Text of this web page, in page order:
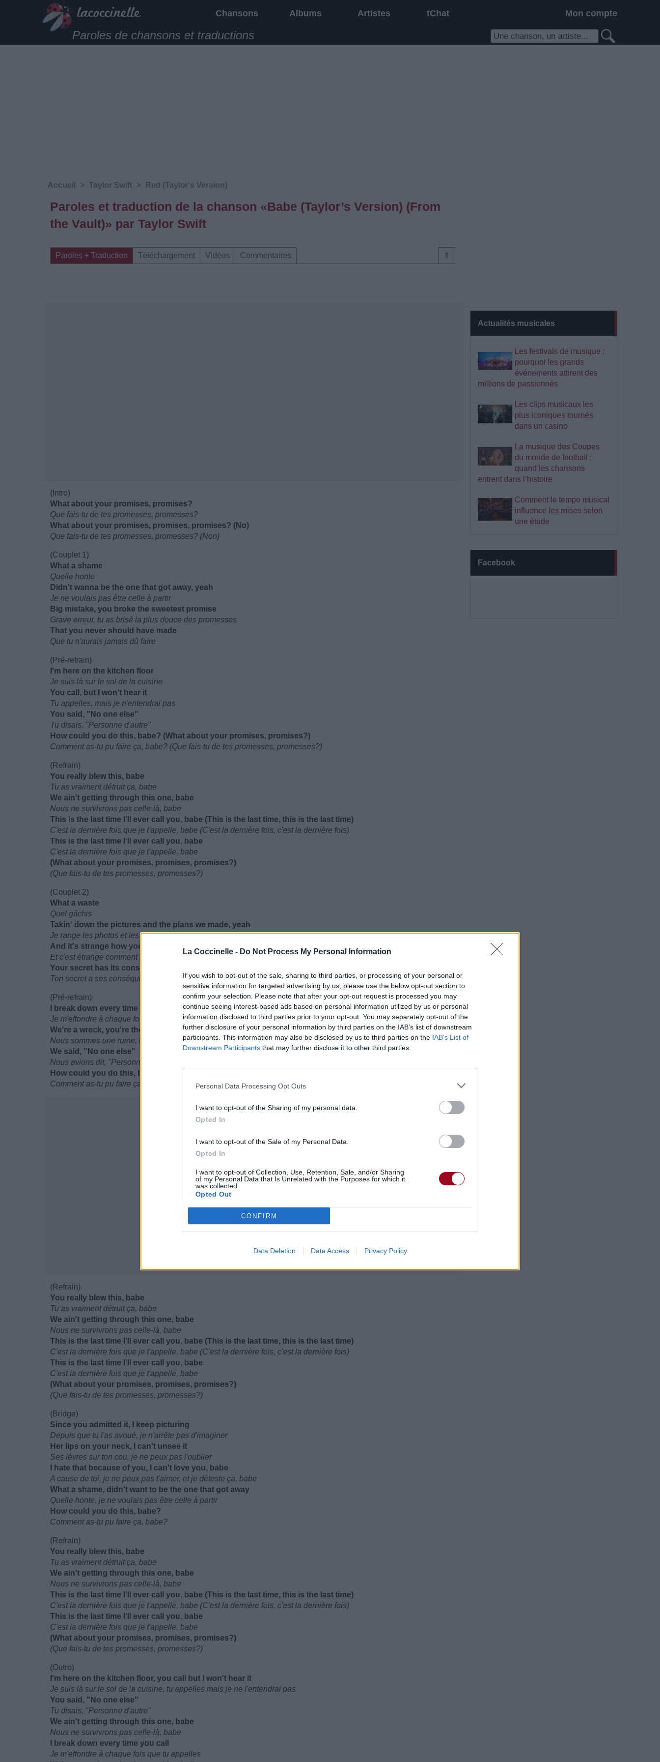
La Coccinelle - Do Not Process My Personal Information
If you wish to opt-out of the sale, sharing to third parties, or processing of your personal or
sensitive information for targeted advertising by us, please use the below opt-out section to
confirm your selection. Please note that after your opt-out request is processed you may
continue seeing interest-based ads based on personal information utilized by us or personal
information disclosed to third parties prior to your opt-out. You may separately opt-out of the
further disclosure of your personal information by third parties on the IAB’s list of downstream
participants. This information may also be disclosed by us to third parties on the IAB’s List of
Downstream Participants that may further disclose it to other third parties.
Personal Data Processing Opt Outs
I want to opt-out of the Sharing of my personal data.
Opted In
I want to opt-out of the Sale of my Personal Data.
Opted In
I want to opt-out of Collection, Use, Retention, Sale, and/or Sharing
of my Personal Data that Is Unrelated with the Purposes for which it
was collected.
Opted Out
CONFIRM
Data Deletion Data Access Privacy Policy
Chansons Albums Artistes tChat Mon compte
Paroles de chansons et traductions
Actualités musicales
Les festivals de musique :
pourquoi les grands
événements attirent des
millions de passionnés
Les clips musicaux les
plus iconiques tournés
dans un casino
La musique des Coupes
du monde de football :
quand les chansons
entrent dans l’histoire
Comment le tempo musical
influence les mises selon
une étude
Facebook
Accueil > Taylor Swift > Red (Taylor's Version)
Paroles et traduction de la chanson «Babe (Taylor’s Version) (From
the Vault)» par Taylor Swift
⇑
Paroles + Traduction Téléchargement Vidéos Commentaires
(Intro)
What about your promises, promises?
Que fais-tu de tes promesses, promesses?
What about your promises, promises, promises? (No)
Que fais-tu de tes promesses, promesses? (Non)
(Couplet 1)
What a shame
Quelle honte
Didn't wanna be the one that got away, yeah
Je ne voulais pas être celle à partir
Big mistake, you broke the sweetest promise
Grave erreur, tu as brisé la plus douce des promesses
That you never should have made
Que tu n'aurais jamais dû faire
(Pré-refrain)
I'm here on the kitchen floor
Je suis là sur le sol de la cuisine
You call, but I won't hear it
Tu appelles, mais je n'entendrai pas
You said, "No one else"
Tu disais, "Personne d'autre"
How could you do this, babe? (What about your promises, promises?)
Comment as-tu pu faire ça, babe? (Que fais-tu de tes promesses, promesses?)
(Refrain)
You really blew this, babe
Tu as vraiment détruit ça, babe
We ain't getting through this one, babe
Nous ne survivrons pas celle-là, babe
This is the last time I'll ever call you, babe (This is the last time, this is the last time)
C'est la dernière fois que je t'appelle, babe (C'est la dernière fois, c'est la dernière fois)
This is the last time I'll ever call you, babe
C'est la dernière fois que je t'appelle, babe
(What about your promises, promises, promises?)
(Que fais-tu de tes promesses, promesses?)
(Couplet 2)
What a waste
Quel gâchis
Takin' down the pictures and the plans we made, yeah
Je range les photos et les plans qu'on avait faits
And it's strange how your face doesn't look so innocent
Et c'est étrange comment ton visage n'a pas l'air si innocent
Your secret has its consequence and that's on you, babe
Ton secret a ses conséquences et c'est ta responsabilité, babe
(Pré-refrain)
I break down every time you call
Je m'effondre à chaque fois que tu appelles
We're a wreck, you're the wrecking ball
Nous sommes une ruine, tu es le boulet de démolition
We said, "No one else"
Nous avions dit, "Personne d'autre"
How could you do this, babe? (What about your promises, promises?)
Comment as-tu pu faire ça, babe? (Que fais-tu de tes promesses, promesses?)
(Refrain)
You really blew this, babe
Tu as vraiment détruit ça, babe
We ain't getting through this one, babe
Nous ne survivrons pas celle-là, babe
This is the last time I'll ever call you, babe (This is the last time, this is the last time)
C'est la dernière fois que je t'appelle, babe (C'est la dernière fois, c'est la dernière fois)
This is the last time I'll ever call you, babe
C'est la dernière fois que je t'appelle, babe
(What about your promises, promises, promises?)
(Que fais-tu de tes promesses, promesses?)
(Bridge)
Since you admitted it, I keep picturing
Depuis que tu l'as avoué, je n'arrête pas d'imaginer
Her lips on your neck, I can't unsee it
Ses lèvres sur ton cou, je ne peux pas l'oublier
I hate that because of you, I can't love you, babe
A cause de toi, je ne peux pas t'aimer, et je déteste ça, babe
What a shame, didn't want to be the one that got away
Quelle honte, je ne voulais pas être celle à partir
How could you do this, babe?
Comment as-tu pu faire ça, babe?
(Refrain)
You really blew this, babe
Tu as vraiment détruit ça, babe
We ain't getting through this one, babe
Nous ne survivrons pas celle-là, babe
This is the last time I'll ever call you, babe (This is the last time, this is the last time)
C'est la dernière fois que je t'appelle, babe (C'est la dernière fois, c'est la dernière fois)
This is the last time I'll ever call you, babe
C'est la dernière fois que je t'appelle, babe
(What about your promises, promises, promises?)
(Que fais-tu de tes promesses, promesses?)
(Outro)
I'm here on the kitchen floor, you call but I won't hear it
Je suis là sur le sol de la cuisine, tu appelles mais je ne l'entendrai pas
You said, "No one else"
Tu disais, "Personne d'autre"
We ain't getting through this one, babe
Nous ne survivrons pas celle-là, babe
I break down every time you call
Je m'effondre à chaque fois que tu appelles